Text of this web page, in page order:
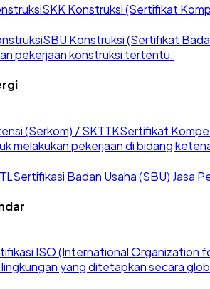
SKK Konstruksi (Sertifikat
SBU Konstruksi (Sertifikat
pekerjaan konstruksi tertentu.
(Serkom) / SKTTKSertifikat
melakukan pekerjaan di bidang
Sertifikasi Badan Usaha (SBU) Jasa
ISO (International Organization
yang ditetapkan secara